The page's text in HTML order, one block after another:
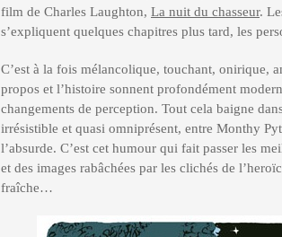
film de Charles Laughton, La nuit du chasseur.
s’expliquent quelques chapitres plus tard, les
C’est à la fois mélancolique, touchant, onirique,
propos et l’histoire sonnent profondément
changements de perception. Tout cela baigne
irrésistible et quasi omniprésent, entre Monthy
l’absurde. C’est cet humour qui fait passer les
et des images rabâchées par les clichés de
fraîche…